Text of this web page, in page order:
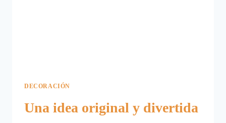
DECORACIÓN
Una idea original y divertida